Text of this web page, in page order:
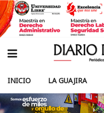
INICIO LA GUAJIRA